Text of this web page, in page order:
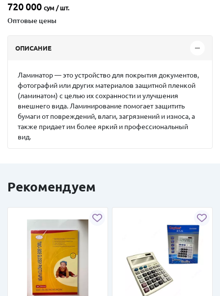
720 000 сум / шт.
Оптовые цены
ОПИСАНИЕ
Ламинатор — это устройство для покрытия документов,
фотографий или других материалов защитной пленкой
(ламинатом) с целью их сохранности и улучшения
внешнего вида. Ламинирование помогает защитить
бумаги от повреждений, влаги, загрязнений и износа, а
также придает им более яркий и профессиональный
вид.
Рекомендуем